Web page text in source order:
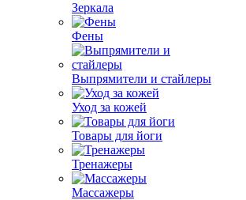
Зеркала
Фены
Выпрямители и стайлеры
Уход за кожей
Товары для йоги
Тренажеры
Массажеры